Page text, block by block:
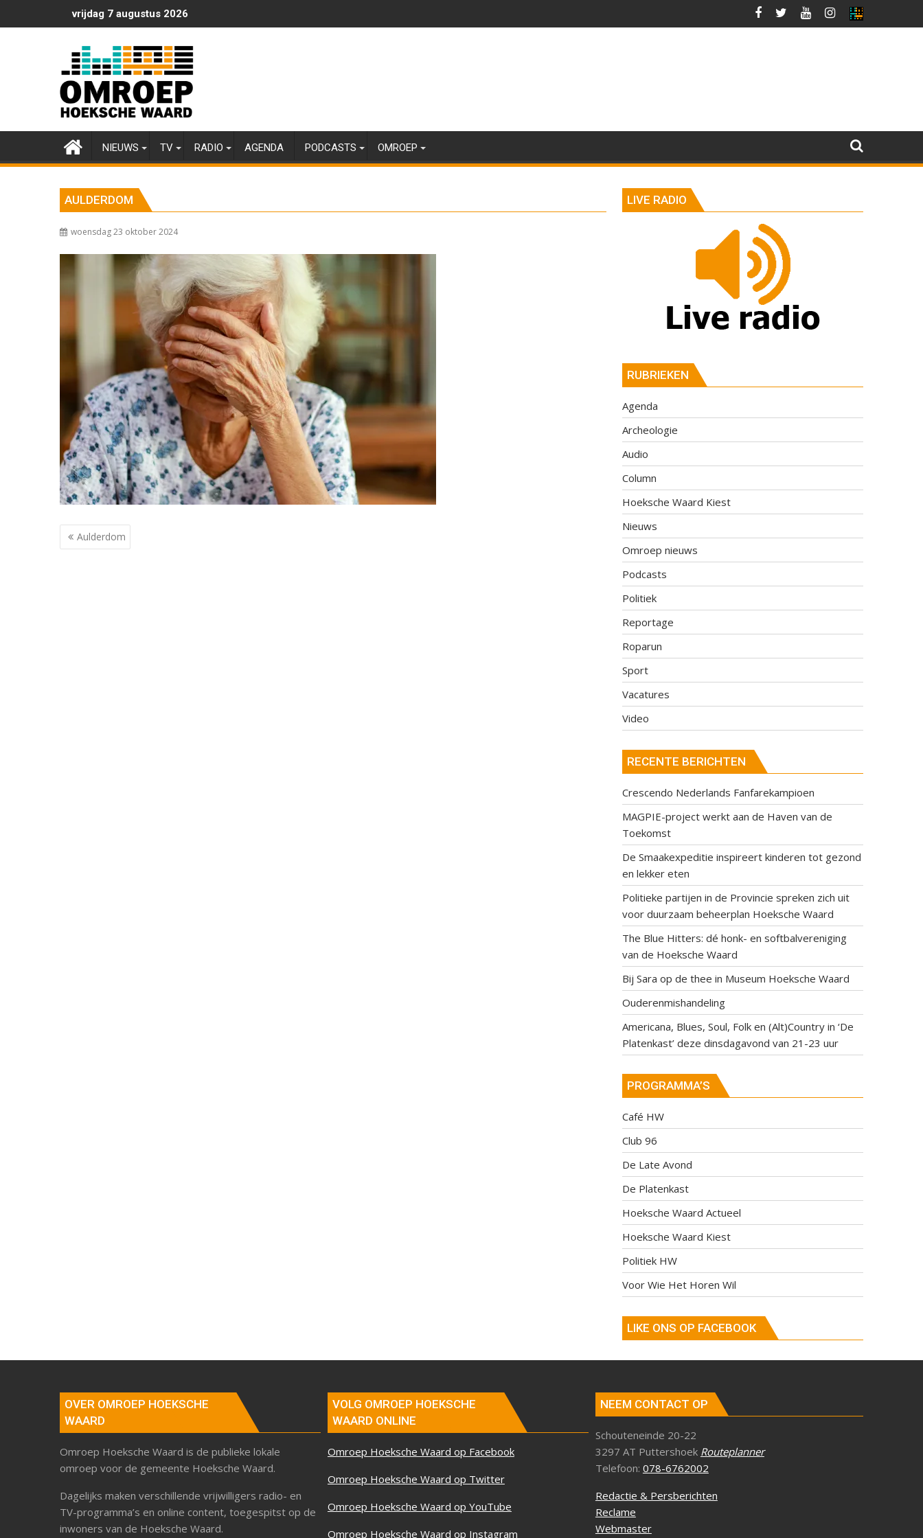
naar
vrijdag 7 augustus 2026
NIEUWS TV RADIO AGENDA PODCASTS OMROEP
AULDERDOM
woensdag 23 oktober 2024
Berichtnavigatie
Aulderdom
LIVE RADIO
RUBRIEKEN
Agenda
Archeologie
Audio
Column
Hoeksche Waard Kiest
Nieuws
Omroep nieuws
Podcasts
Politiek
Reportage
Roparun
Sport
Vacatures
Video
RECENTE BERICHTEN
Crescendo Nederlands Fanfarekampioen
MAGPIE-project werkt aan de Haven van de
Toekomst
De Smaakexpeditie inspireert kinderen tot gezond
en lekker eten
Politieke partijen in de Provincie spreken zich uit
voor duurzaam beheerplan Hoeksche Waard
The Blue Hitters: dé honk- en softbalvereniging
van de Hoeksche Waard
Bij Sara op de thee in Museum Hoeksche Waard
Ouderenmishandeling
Americana, Blues, Soul, Folk en (Alt)Country in ‘De
Platenkast’ deze dinsdagavond van 21-23 uur
PROGRAMMA’S
Café HW
Club 96
De Late Avond
De Platenkast
Hoeksche Waard Actueel
Hoeksche Waard Kiest
Politiek HW
Voor Wie Het Horen Wil
LIKE ONS OP FACEBOOK
OVER OMROEP HOEKSCHE
WAARD
Omroep Hoeksche Waard is de publieke lokale
omroep voor de gemeente Hoeksche Waard.
Dagelijks maken verschillende vrijwilligers radio- en
TV-programma’s en online content, toegespitst op de
inwoners van de Hoeksche Waard.
VOLG OMROEP HOEKSCHE
WAARD ONLINE
Omroep Hoeksche Waard op Facebook
Omroep Hoeksche Waard op Twitter
Omroep Hoeksche Waard op YouTube
Omroep Hoeksche Waard op Instagram
NEEM CONTACT OP
Schouteneinde 20-22
3297 AT Puttershoek Routeplanner
Telefoon: 078-6762002
Redactie & Persberichten
Reclame
Webmaster